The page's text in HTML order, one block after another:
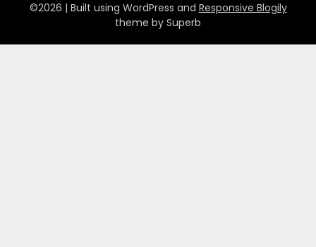
©2026 | Built using WordPress and Responsive Blogily
theme by Superb